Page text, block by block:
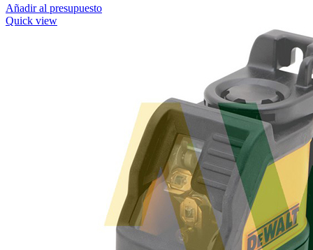
Añadir al presupuesto
Quick view